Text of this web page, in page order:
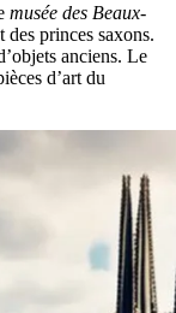
musée des Beaux-
princes saxons.
anciens. Le
d’art du